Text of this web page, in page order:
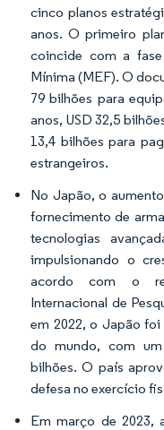
cinco planos
anos. O primeiro
coincide com a
Mínima (MEF). O
79 bilhões para
anos, USD 32,5
13,4 bilhões para
estrangeiros.
No Japão, o
fornecimento de
tecnologias
impulsionando o
acordo com o
Internacional de
em 2022, o Japão
do mundo, com
bilhões. O país
defesa no exercício
Em março de 2023,